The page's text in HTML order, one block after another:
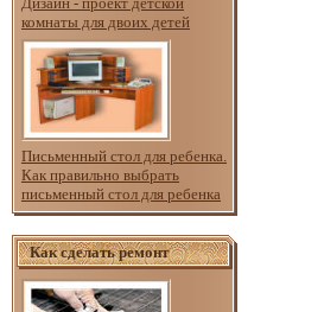
комнаты для двоих детей
Письменный стол для ребенка.
Как правильно выбрать
письменный стол для ребенка
Как сделать ремонт